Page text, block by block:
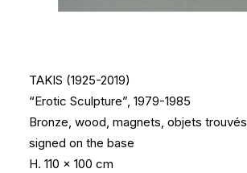
TAKIS (1925-2019)
“Erotic Sculpture”, 1979-1985
Bronze, wood, magnets, objets trouvés
signed on the base
H. 110 x 100 cm